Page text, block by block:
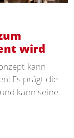
wird
kann
Es prägt die
kann seine